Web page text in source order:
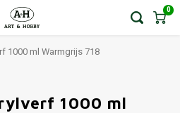
0
1000 ml Warmgrijs 718
1000 ml